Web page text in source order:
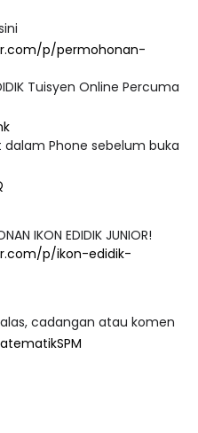
p/permohonan-
Tuisyen Online Percuma
dalam Phone sebelum buka
IKON EDIDIK JUNIOR!
p/ikon-edidik-
cadangan atau komen